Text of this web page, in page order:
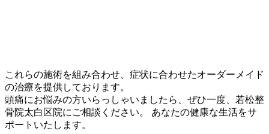
これらの施術を組み合わせ、症状に合わせたオーダーメイド
の治療を提供しております。
頭痛にお悩みの方いらっしゃいましたら、ぜひ一度、若松整
骨院太白区院にご相談ください。 あなたの健康な生活をサ
ポートいたします。